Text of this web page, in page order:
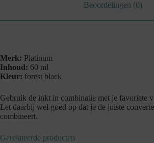
Beoordelingen (0)
Merk: Platinum
Inhoud: 60 ml
Kleur: forest black
Gebruik de inkt in combinatie met je favoriete
Let daarbij wel goed op dat je de juiste
combineert.
Gerelateerde producten